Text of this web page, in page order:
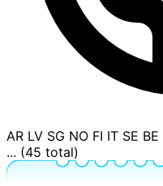
AR LV SG NO FI IT SE BE
... (45 total)